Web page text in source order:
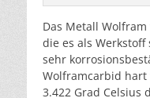
Das Metall
die es als
sehr
Wolframcarbid
3.422 Grad Celsius